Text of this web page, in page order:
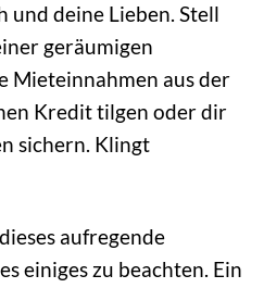
und deine Lieben. Stell
geräumigen
Mieteinnahmen aus der
Kredit tilgen oder dir
sichern. Klingt
aufregende
einiges zu beachten. Ein